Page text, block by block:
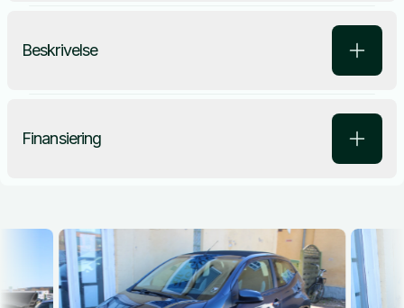
Beskrivelse
Finansiering